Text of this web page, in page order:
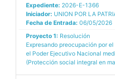
Expediente: 2026-E-1366
Iniciador: UNION POR LA
Fecha de Entrada: 06/05/2026
Proyecto 1: Resolución
Expresando preocupación por
el Poder Ejecutivo Nacional
(Protección social integral en